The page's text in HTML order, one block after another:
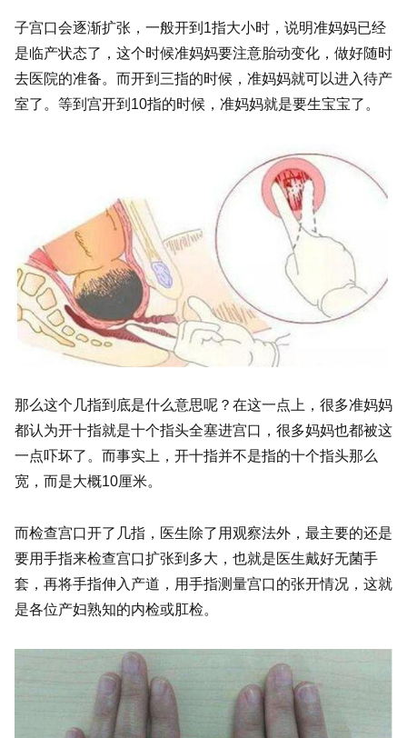
子宫口会逐渐扩张，一般开到1指大小时，说明准妈妈已经
是临产状态了，这个时候准妈妈要注意胎动变化，做好随时
去医院的准备。而开到三指的时候，准妈妈就可以进入待产
室了。等到宫开到10指的时候，准妈妈就是要生宝宝了。
那么这个几指到底是什么意思呢？在这一点上，很多准妈妈
都认为开十指就是十个指头全塞进宫口，很多妈妈也都被这
一点吓坏了。而事实上，开十指并不是指的十个指头那么
宽，而是大概10厘米。
而检查宫口开了几指，医生除了用观察法外，最主要的还是
要用手指来检查宫口扩张到多大，也就是医生戴好无菌手
套，再将手指伸入产道，用手指测量宫口的张开情况，这就
是各位产妇熟知的内检或肛检。